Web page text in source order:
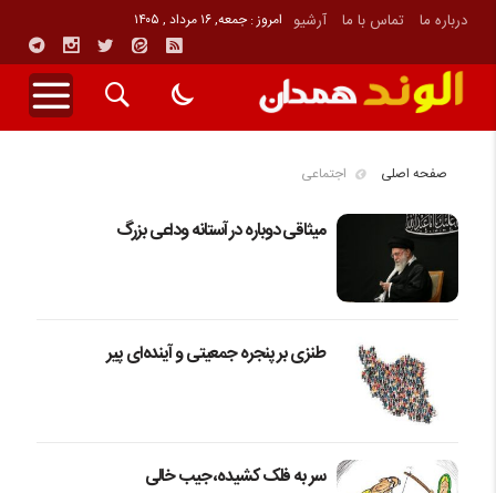
درباره ما تماس با ما آرشیو امروز : جمعه, ۱۶ مرداد , ۱۴۰۵
صفحه اصلی اجتماعی
میثاقی دوباره در آستانه‌ وداعی بزرگ
طنزی بر پنجره جمعیتی و آینده‌ای پیر
سر به فلک کشیده، جیب خالی